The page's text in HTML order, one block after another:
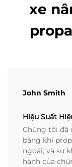
xe
John Smith
Hiệu Suất
Chúng tôi đã
bằng khí
ngoái, và sự
hành của